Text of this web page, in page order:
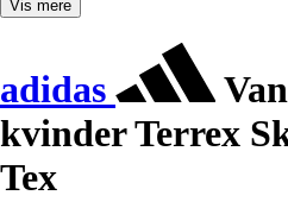
Vis mere
adidas
kvinder Terrex
Tex